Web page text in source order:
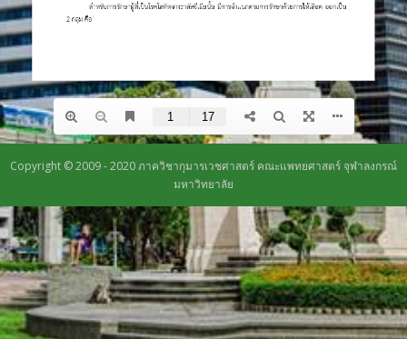
Copyright © 2009 - 2020 ภาควิชากุมารเวชศาสตร์ คณะแพทยศาสตร์ จุฬาลงกรณ์
มหาวิทยาลัย